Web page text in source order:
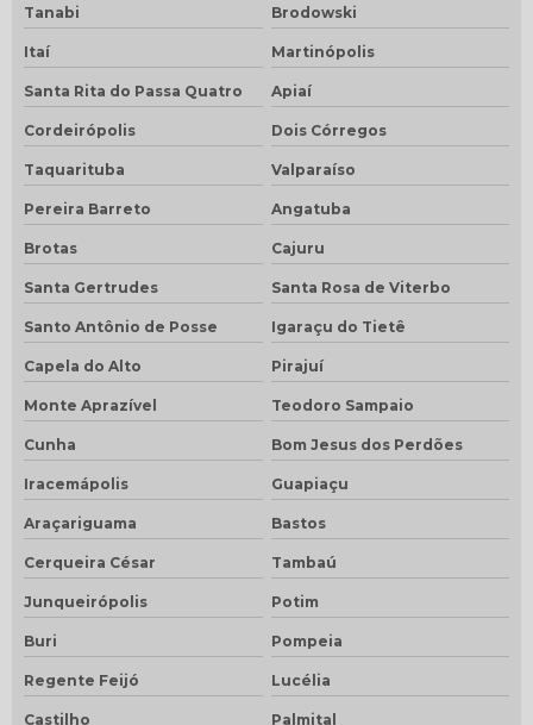
Tanabi Brodowski
Itaí Martinópolis
Santa Rita do Passa Quatro Apiaí
Cordeirópolis Dois Córregos
Taquarituba Valparaíso
Pereira Barreto Angatuba
Brotas Cajuru
Santa Gertrudes Santa Rosa de Viterbo
Santo Antônio de Posse Igaraçu do Tietê
Capela do Alto Pirajuí
Monte Aprazível Teodoro Sampaio
Cunha Bom Jesus dos Perdões
Iracemápolis Guapiaçu
Araçariguama Bastos
Cerqueira César Tambaú
Junqueirópolis Potim
Buri Pompeia
Regente Feijó Lucélia
Castilho Palmital